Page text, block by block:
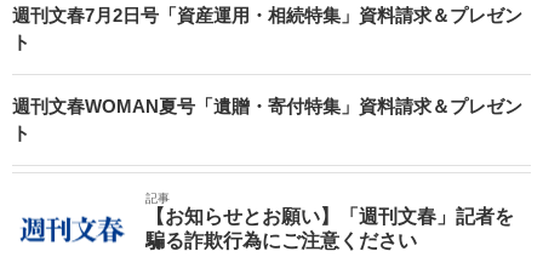
週刊文春7月2日号「資産運用・相続特集」資料請求＆プレゼン
ト
週刊文春WOMAN夏号「遺贈・寄付特集」資料請求＆プレゼン
ト
記事
【お知らせとお願い】「週刊文春」記者を
騙る詐欺行為にご注意ください